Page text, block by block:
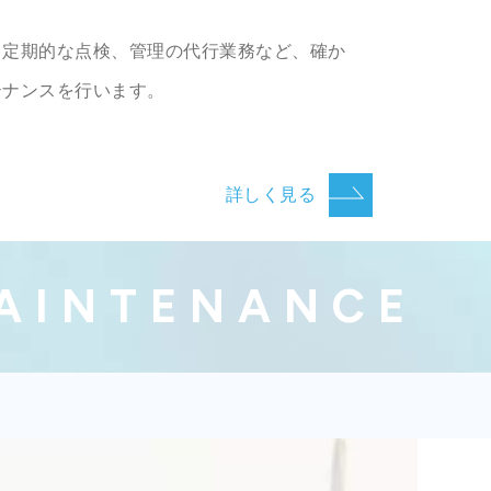
期的な点検、管理の代行業務など、確か
ンスを行います。
詳しく見る